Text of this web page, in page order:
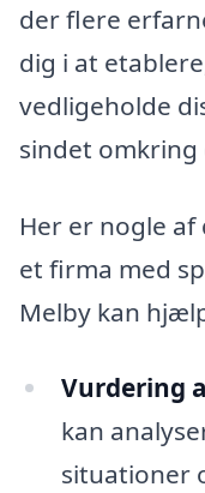
der flere
dig i at
vedligeholde
sindet
Her er nogle
et firma med
Melby kan
Vurdering
kan
situationer